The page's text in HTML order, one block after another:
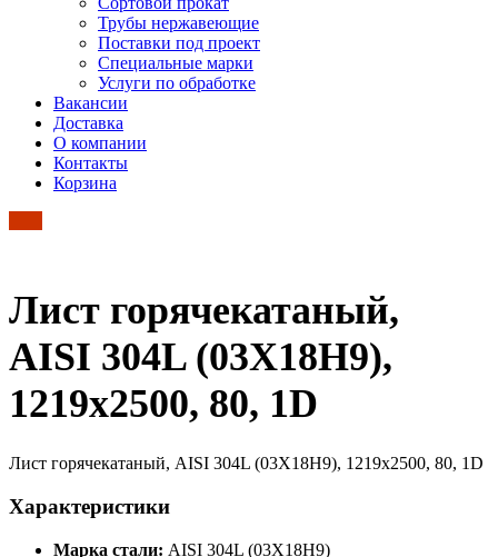
Трубы нержавеющие
Поставки под проект
Специальные марки
Услуги по обработке
Вакансии
Доставка
О компании
Контакты
Корзина
Лист горячекатаный,
AISI 304L (03Х18Н9),
1219х2500, 80, 1D
Лист горячекатаный, AISI 304L (03Х18Н9), 1219х2500, 80, 1D
Характеристики
Марка стали: AISI 304L (03Х18Н9)